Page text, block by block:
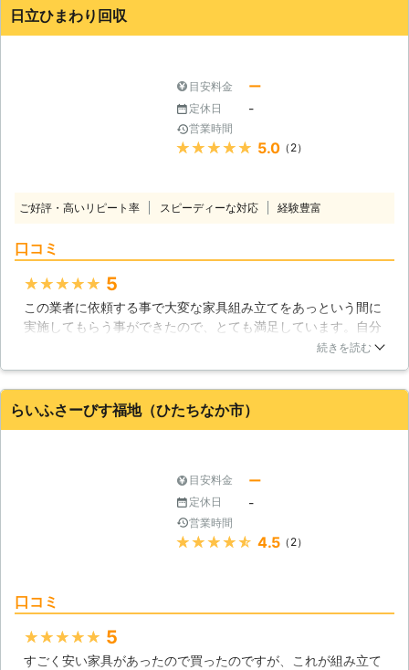
ようなトラブルは全くなかったです。素早く確実に作業をして
くれるのは非常に便利で安心できると思いました。
日立ひまわり回収
目安料金 ー
定休日 -
営業時間
★★★★★ 5.0（2）
ご好評・高いリピート率 スピーディーな対応 経験豊富
口コミ
★★★★★ 5
この業者に依頼する事で大変な家具組み立てをあっという間に
実施してもらう事ができたので、とても満足しています。自分
では全然組み立てる事ができなくて、とても困っている状況が
ができたので感謝しています。
茨城県 日立市 2018年12月10日
続きを読む
らいふさーびす福地（ひたちなか市）
目安料金 ー
定休日 -
営業時間
★★★★★ 4.5（2）
口コミ
★★★★★ 5
すごく安い家具があったので買ったのですが、これが組み立て